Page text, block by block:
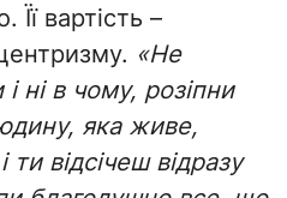
вартість –
«Не
ні в чому, розіпни
яка живе,
ти відсічеш відразу